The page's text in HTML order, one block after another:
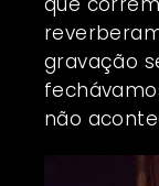
gravação
não